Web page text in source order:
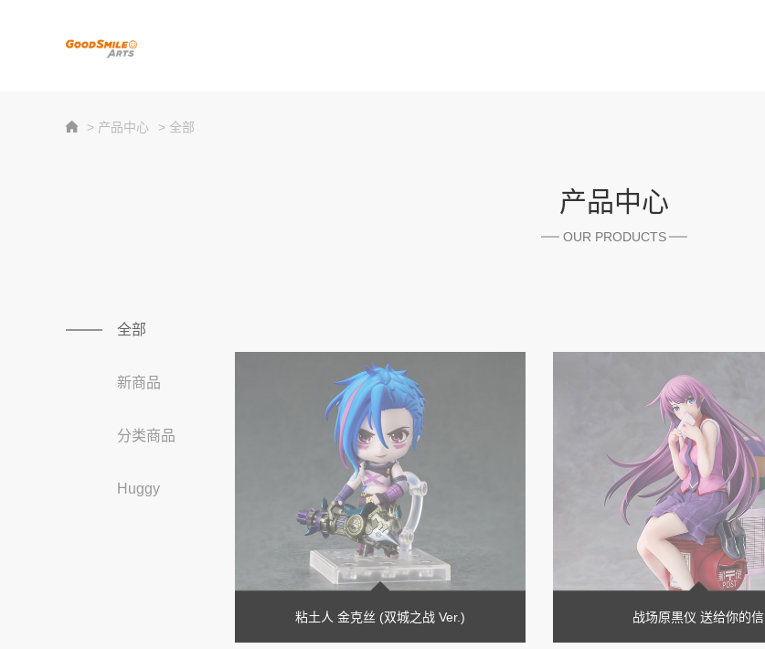
> 产品中心 > 全部
产品中心
OUR PRODUCTS
全部
新商品
分类商品
Huggy
粘土人 金克丝 (双城之战 Ver.) 战场原黒仪 送给你的信